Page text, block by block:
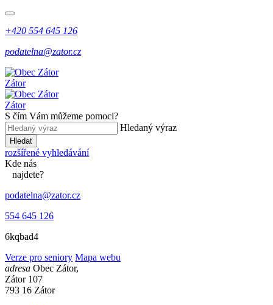
+420 554 645 126
podatelna@zator.cz
Zátor
Zátor
S čím Vám můžeme pomoci?
Hledaný výraz
Hledat
rozšířené vyhledávání
Kde nás
najdete?
podatelna@zator.cz
554 645 126
6kqbad4
Verze pro seniory Mapa webu
adresa Obec Zátor,
Zátor 107
793 16 Zátor